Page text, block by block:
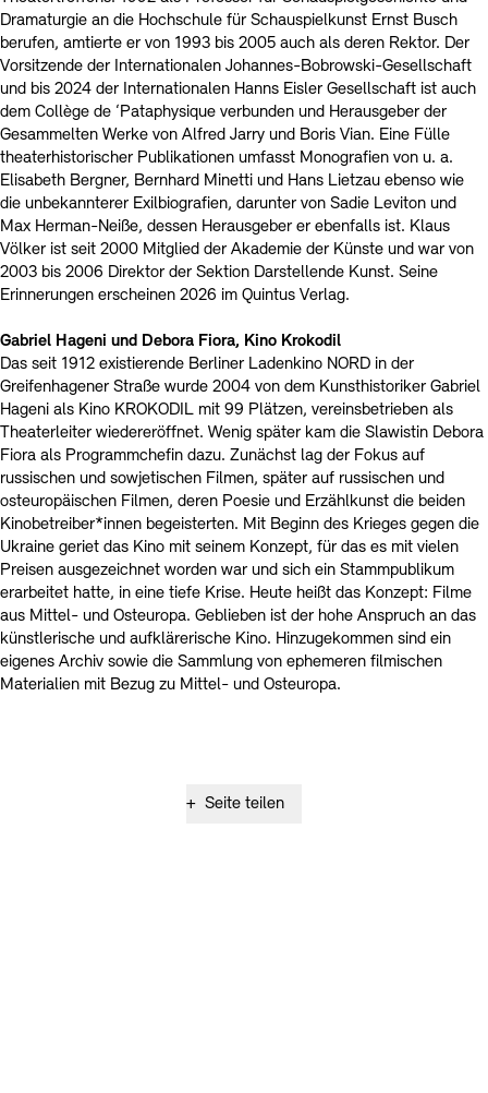
Dramaturgie an die Hochschule für Schauspielkunst Ernst Busch
berufen, amtierte er von 1993 bis 2005 auch als deren Rektor. Der
Vorsitzende der Internationalen Johannes-Bobrowski-Gesellschaft
und bis 2024 der Internationalen Hanns Eisler Gesellschaft ist auch
dem Collège de ‘Pataphysique verbunden und Herausgeber der
Gesammelten Werke von Alfred Jarry und Boris Vian. Eine Fülle
theaterhistorischer Publikationen umfasst Monografien von u. a.
Elisabeth Bergner, Bernhard Minetti und Hans Lietzau ebenso wie
die unbekannterer Exilbiografien, darunter von Sadie Leviton und
Max Herman-Neiße, dessen Herausgeber er ebenfalls ist. Klaus
Völker ist seit 2000 Mitglied der Akademie der Künste und war von
2003 bis 2006 Direktor der Sektion Darstellende Kunst. Seine
Erinnerungen erscheinen 2026 im Quintus Verlag.
Gabriel Hageni und Debora Fiora, Kino Krokodil
Das seit 1912 existierende Berliner Ladenkino NORD in der
Greifenhagener Straße wurde 2004 von dem Kunsthistoriker Gabriel
Hageni als Kino KROKODIL mit 99 Plätzen, vereinsbetrieben als
Theaterleiter wiedereröffnet. Wenig später kam die Slawistin Debora
Fiora als Programmchefin dazu. Zunächst lag der Fokus auf
russischen und sowjetischen Filmen, später auf russischen und
osteuropäischen Filmen, deren Poesie und Erzählkunst die beiden
Kinobetreiber*innen begeisterten. Mit Beginn des Krieges gegen die
Ukraine geriet das Kino mit seinem Konzept, für das es mit vielen
Preisen ausgezeichnet worden war und sich ein Stammpublikum
erarbeitet hatte, in eine tiefe Krise. Heute heißt das Konzept: Filme
aus Mittel- und Osteuropa. Geblieben ist der hohe Anspruch an das
künstlerische und aufklärerische Kino. Hinzugekommen sind ein
eigenes Archiv sowie die Sammlung von ephemeren filmischen
Materialien mit Bezug zu Mittel- und Osteuropa.
+ Seite teilen